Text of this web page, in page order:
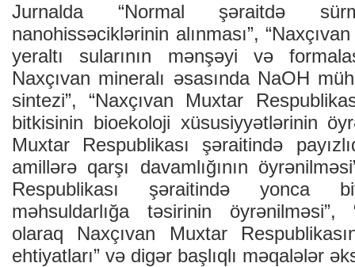
Jurnalda “Normal şəraitdə
nanohissəciklərinin alınması”,
yeraltı sularının mənşəyi və
Naxçıvan mineralı əsasında NaOH
sintezi”, “Naxçıvan Muxtar
bitkisinin bioekoloji xüsusiyyətlərinin
Muxtar Respublikası şəraitində
amillərə qarşı davamlığının
Respublikası şəraitində yonca
məhsuldarlığa təsirinin öyrənilməsi”,
olaraq Naxçıvan Muxtar
ehtiyatları” və digər başlıqlı məqalələr